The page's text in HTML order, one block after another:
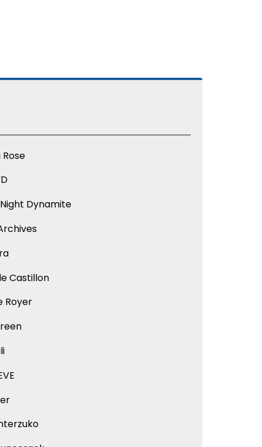
Rose
Dynamite
Castillon
Royer